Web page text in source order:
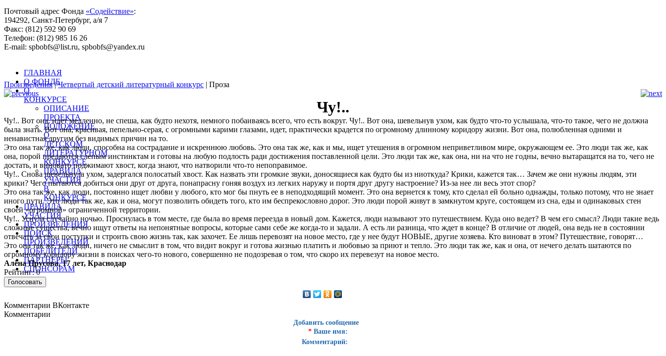
Почтовый адрес Фонда «Содействие»:
194292, Санкт-Петербург, а/я 7
Факс: (812) 592 90 69
Телефон: (812) 985 16 26
E-mail: spbobfs@list.ru, spbobfs@yandex.ru
ГЛАВНАЯ
О ФОНДЕ
О
КОНКУРСЕ
ОПИСАНИЕ
ПРОЕКТА
ПОЛОЖЕНИЕ
О
ДЕТСКОМ
ЛИТЕРАТУРНОМ
КОНКУРСЕ
ПРАВИЛА
УЧАСТИЯ
В
КОНКУРСЕ
ПРАВИЛА
УЧАСТИЯ
ПРОИЗВЕДЕНИЯ
ПОИСК
ПРОИЗВЕДЕНИЙ
ПОБЕДИТЕЛИ
ПАРТНЕРЫ
СПОНСОРАМ
Произведения|Четвертый детский литературный конкурс | Проза
Чу!..
Чу!.. Вот она, идет медленно, не спеша, как будто нехотя, немного побаиваясь всего, что есть вокруг. Чу!.. Вот она, шевельнув ухом, как будто что-то услышала, что-то такое, чего не должна
была знать. Вот она, красивая, пепельно-серая, с огромными карими глазами, идет, практически крадется по огромному длинному коридору жизни. Вот она, полюбленная одними и
ненавистная другим без видимых причин на то.
Это она так же, как люди, способна на сострадание и искреннюю любовь. Это она так же, как и мы, ищет утешения в огромном неприветливом мире, окружающем ее. Это люди так же, как
она, порой предаются слепым инстинктам и готовы на любую подлость ради достижения поставленной цели. Это люди так же, как она, ни на что не годны, вечно вытаращатся на то, чего не
достать, и виновато поджимают хвост, когда знают, что натворили что-то непоправимое.
Чу!.. Снова шевельнула ухом, задергался полосатый хвост. Как назвать эти громкие звуки, доносящиеся как будто бы из ниоткуда? Крики, кажется так… Зачем же они нужны людям, эти
крики? Чего пытаются добиться они друг от друга, понапрасну гоняя воздух из легких наружу и портя друг другу настроение? Из-за нее ли весь этот спор?
Это она так же, как люди, постоянно ищет любви у любого, кто мог бы пнуть ее в неподходящий момент. Это она вернется к тому, кто сделал ей больно однажды, только потому, что не знает
иного пути. Это люди так же, как и она, могут позволить обидеть того, кто им беспрекословно дорог. Это люди порой живут в замкнутом круге, состоящем из сна, еды и одинаковых стен
своей «огромной» ограниченной территории.
Чу!.. Уснула случайно ночью. Проснулась в том месте, где была во время переезда в новый дом. Кажется, люди называют это путешествием. Куда оно ведет? В чем его смысл? Люди такие ведь
сложные существа, вечно ищут ответы на непонятные вопросы, которые сами себе же когда-то и задали. А есть ли разница, что ждет в конце? В отличие от людей, она ведь не в состоянии
отвечать за свои поступки и строить свою жизнь так, как захочет. Ее лишь перевозят на новое место, где у нее будут НОВЫЕ, другие хозяева. Кто виноват в этом? Путешествие, говорят…
Это она так же, как люди, ничего не смыслит в том, что видит вокруг и готова жизнью платить и любовью за приют и тепло. Это люди так же, как и она, от нечего делать шатаются по
огромному коридору жизни в поисках чего-то нового, совершенно не подозревая о том, что скоро их перевезут на новое место.
Алёна Прусова, 17 лет, Краснодар
Рейтинг: 0
Комментарии ВКонтакте
Комментарии
Добавить сообщение
* Ваше имя:
Комментарий: